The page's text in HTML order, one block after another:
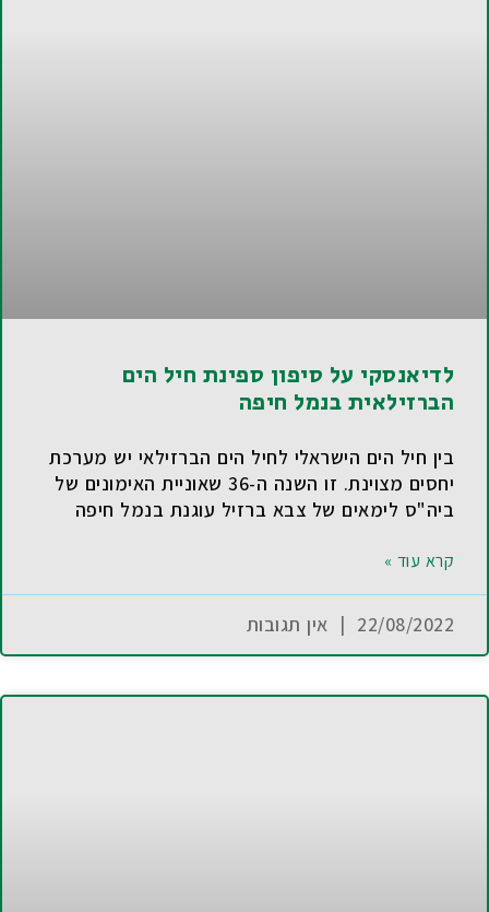
לדיאנסקי על סיפון ספינת חיל הים
הברזילאית בנמל חיפה
בין חיל הים הישראלי לחיל הים הברזילאי יש מערכת
יחסים מצוינת. זו השנה ה-36 שאוניית האימונים של
ביה"ס לימאים של צבא ברזיל עוגנת בנמל חיפה
קרא עוד »
22/08/2022 אין תגובות